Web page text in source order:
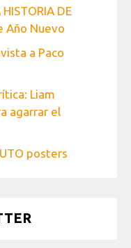
DE
Año Nuevo
a Paco
Liam
agarrar el
posters